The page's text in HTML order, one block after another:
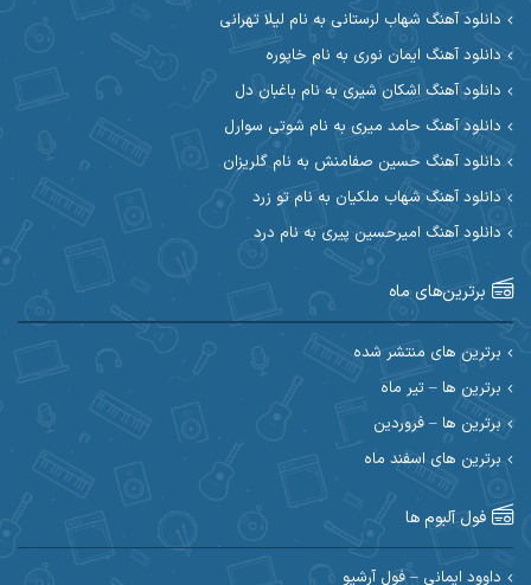
آوات بوکانی آوات یگانه
آیت احمدنژاد
ابراهیم شمس ابوالحسن جاویدان
ابی حسینی
احسان آیینفر
احسان امیدوار
احسان حیدری احسان دریادل
احسان رمضانی احسان علیانی
احسان کریمی احسان کمری
احسان مرادیان احمد اسلامی
احمد بیرانوند
دانلود آهنگ شهاب لرستانی به نام لیلا تهرانی
دانلود آهنگ ایمان نوری به نام خاپوره
دانلود آهنگ اشکان شیری به نام باغبان دل
دانلود آهنگ حامد میری به نام شوتی سوارل
دانلود آهنگ حسین صفامنش به نام گلریزان
دانلود آهنگ شهاب ملکیان به نام تو زرد
دانلود آهنگ امیرحسین پیری به نام درد
برترین‌های ماه
برترین های منتشر شده
برترین ها – تیر ماه
برترین ها – فروردین
برترین های اسفند ماه
فول آلبوم ها
داوود ایمانی – فول آرشیو